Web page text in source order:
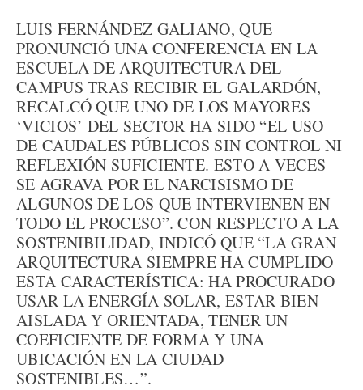
LUIS FERNÁNDEZ GALIANO, QUE
PRONUNCIÓ UNA CONFERENCIA EN LA
ESCUELA DE ARQUITECTURA DEL
CAMPUS TRAS RECIBIR EL GALARDÓN,
RECALCÓ QUE UNO DE LOS MAYORES
‘VICIOS’ DEL SECTOR HA SIDO “EL USO
DE CAUDALES PÚBLICOS SIN CONTROL NI
REFLEXIÓN SUFICIENTE. ESTO A VECES
SE AGRAVA POR EL NARCISISMO DE
ALGUNOS DE LOS QUE INTERVIENEN EN
TODO EL PROCESO”. CON RESPECTO A LA
SOSTENIBILIDAD, INDICÓ QUE “LA GRAN
ARQUITECTURA SIEMPRE HA CUMPLIDO
ESTA CARACTERÍSTICA: HA PROCURADO
USAR LA ENERGÍA SOLAR, ESTAR BIEN
AISLADA Y ORIENTADA, TENER UN
COEFICIENTE DE FORMA Y UNA
UBICACIÓN EN LA CIUDAD
SOSTENIBLES…”.